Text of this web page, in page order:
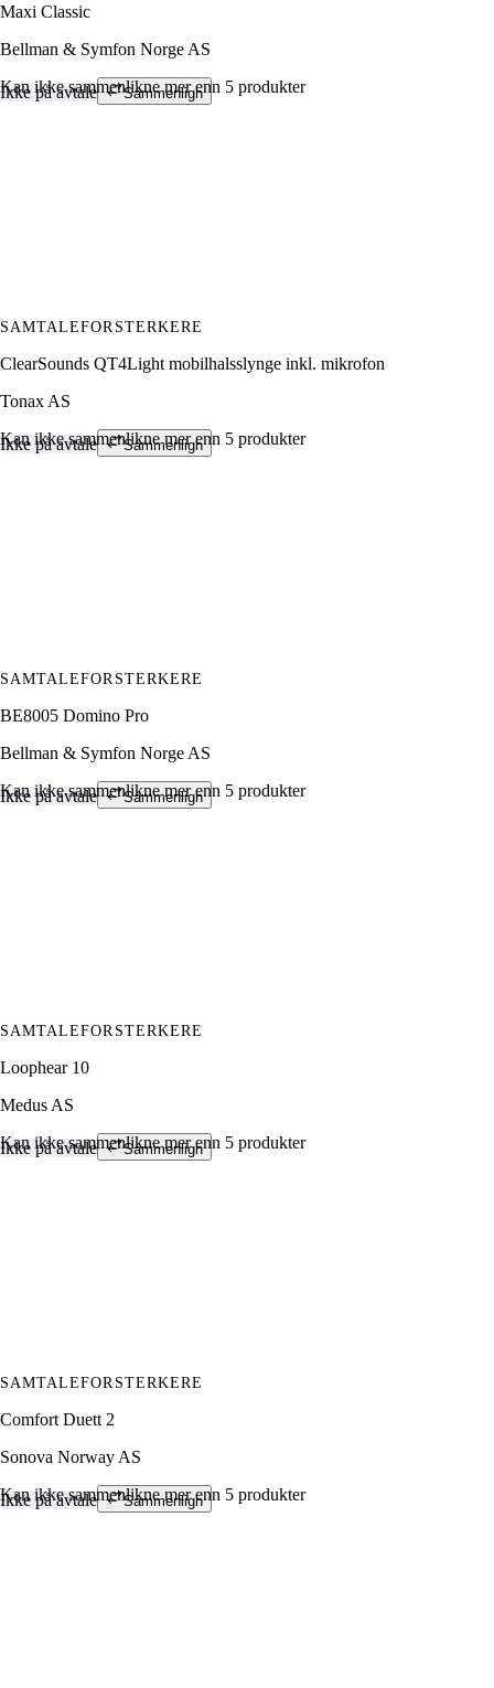
Maxi Classic
Bellman & Symfon Norge AS
Ikke på avtale Sammenlign
Kan ikke sammenlikne mer enn 5 produkter
SAMTALEFORSTERKERE
ClearSounds QT4Light mobilhalsslynge inkl. mikrofon
Tonax AS
Ikke på avtale Sammenlign
Kan ikke sammenlikne mer enn 5 produkter
SAMTALEFORSTERKERE
BE8005 Domino Pro
Bellman & Symfon Norge AS
Ikke på avtale Sammenlign
Kan ikke sammenlikne mer enn 5 produkter
SAMTALEFORSTERKERE
Loophear 10
Medus AS
Ikke på avtale Sammenlign
Kan ikke sammenlikne mer enn 5 produkter
SAMTALEFORSTERKERE
Comfort Duett 2
Sonova Norway AS
Ikke på avtale Sammenlign
Kan ikke sammenlikne mer enn 5 produkter